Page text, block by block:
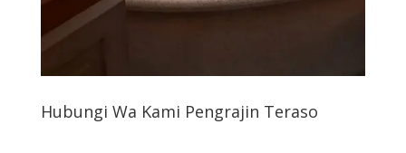
Hubungi Wa Kami Pengrajin Teraso